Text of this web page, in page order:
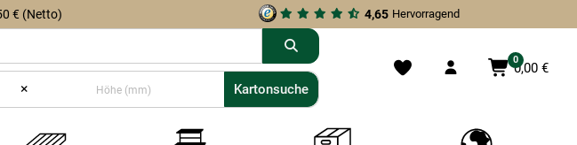
€ (Netto) 4,65 Hervorragend
0
0,00 €
× Kartonsuche
Kartonsuche